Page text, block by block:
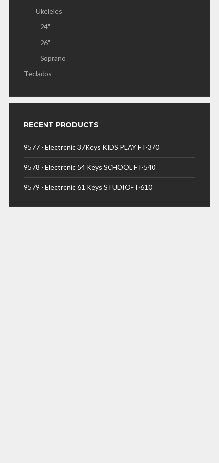
Ukeleles
24"
26"
Soprano
Teclados
RECENT PRODUCTS
9577 - Electronic 37Keys KIDS PLAY FT·370
9578 - Electronic 54 Keys SCHOOL FT·540
9579 - Electronic 61 Keys STUDIOFT·610